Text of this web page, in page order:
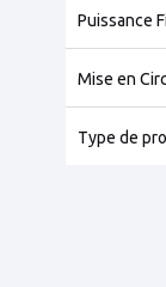
Puissance
Mise en
Type de